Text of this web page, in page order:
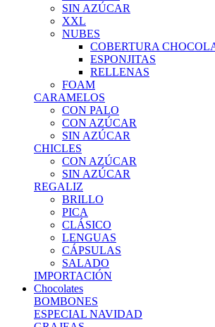
SIN AZÚCAR
XXL
NUBES
COBERTURA
ESPONJITAS
RELLENAS
FOAM
CARAMELOS
CON PALO
CON AZÚCAR
SIN AZÚCAR
CHICLES
CON AZÚCAR
SIN AZÚCAR
REGALIZ
BRILLO
PICA
CLÁSICO
LENGUAS
CÁPSULAS
SALADO
IMPORTACIÓN
Chocolates
BOMBONES
ESPECIAL NAVIDAD